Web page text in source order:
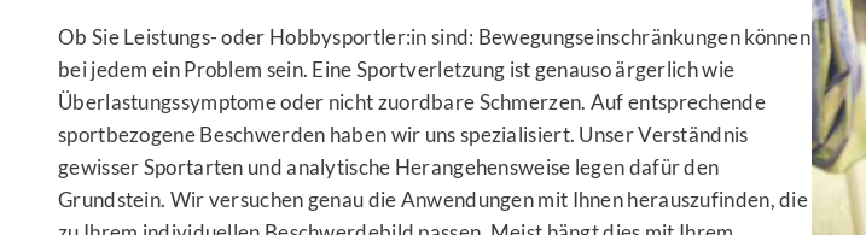
Ob Sie Leistungs- oder Hobbysportler:in sind: Bewegungseinschränkungen können
bei jedem ein Problem sein. Eine Sportverletzung ist genauso ärgerlich wie
Überlastungssymptome oder nicht zuordbare Schmerzen. Auf entsprechende
sportbezogene Beschwerden haben wir uns spezialisiert. Unser Verständnis
gewisser Sportarten und analytische Herangehensweise legen dafür den
Grundstein. Wir versuchen genau die Anwendungen mit Ihnen herauszufinden, die